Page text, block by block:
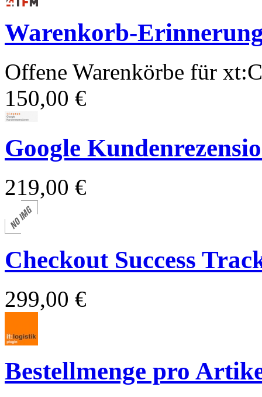
Warenkorb-
Offene Warenkörbe für
150,00 €
Google
219,00 €
Checkout Success
299,00 €
Bestellmenge pro